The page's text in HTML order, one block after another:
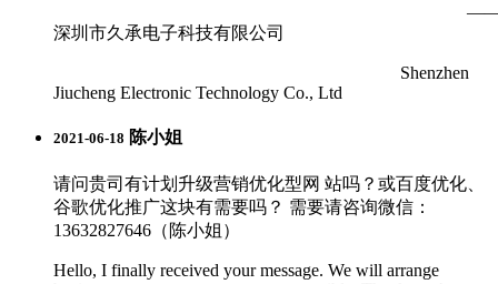
深圳市久承电子科技有限公司
Shenzhen
Jiucheng Electronic Technology Co., Ltd
2021-06-18 陈小姐
请问贵司有计划升级营销优化型网 站吗？或百度优化、
谷歌优化推广这块有需要吗？ 需要请咨询微信：
13632827646（陈小姐）
Hello, I finally received your message. We will arrange